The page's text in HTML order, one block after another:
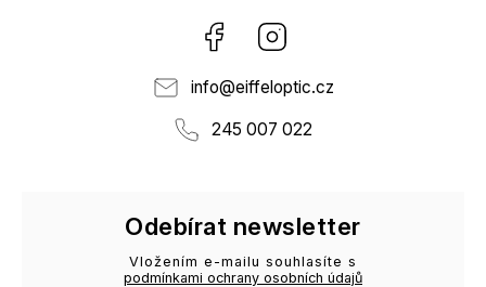
Facebook
info@eiffeloptic.cz
245 007 022
Odebírat newsletter
Vložením e-mailu souhlasíte s
podmínkami ochrany osobních údajů